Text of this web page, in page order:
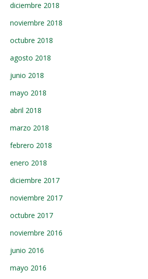
diciembre 2018
noviembre 2018
octubre 2018
agosto 2018
junio 2018
mayo 2018
abril 2018
marzo 2018
febrero 2018
enero 2018
diciembre 2017
noviembre 2017
octubre 2017
noviembre 2016
junio 2016
mayo 2016